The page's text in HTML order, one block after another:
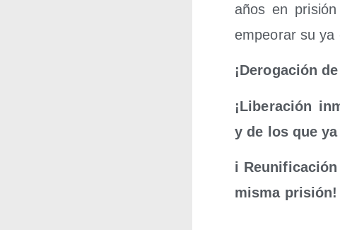
años en
empeo­rar su ya
¡Dero­ga­ción
¡Libe­ra­ción
y de los que
i Reuni­fi­ca­ció
mis­ma pri­sión!